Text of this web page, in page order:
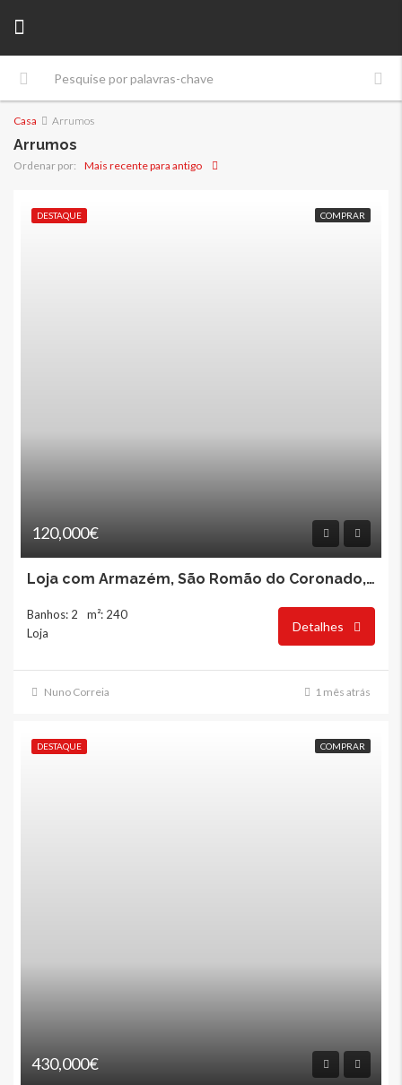
Casa Arrumos
Arrumos
Ordenar por: Mais recente para antigo
DESTAQUE COMPRAR
120,000€
Loja com Armazém, São Romão do Coronado, Trofa
Banhos: 2
m²: 240
Loja
Detalhes
Nuno Correia 1 mês atrás
DESTAQUE COMPRAR
430,000€